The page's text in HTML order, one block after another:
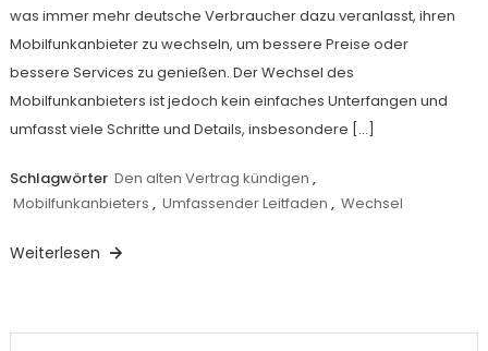
was immer mehr deutsche Verbraucher dazu veranlasst, ihren
Mobilfunkanbieter zu wechseln, um bessere Preise oder
bessere Services zu genießen. Der Wechsel des
Mobilfunkanbieters ist jedoch kein einfaches Unterfangen und
umfasst viele Schritte und Details, insbesondere […]
Schlagwörter Den alten Vertrag kündigen ,
Mobilfunkanbieters , Umfassender Leitfaden , Wechsel
Weiterlesen